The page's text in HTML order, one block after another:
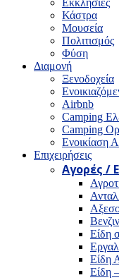
Εκκλησίες
Κάστρα
Μουσεία
Πολιτισμός
Φύση
Διαμονή
Ξενοδοχεία
Airbnb
Camping
Camping
Ενοικίαση
Επιχειρήσεις
Αγορές /
Είδη
Είδη
Είδη